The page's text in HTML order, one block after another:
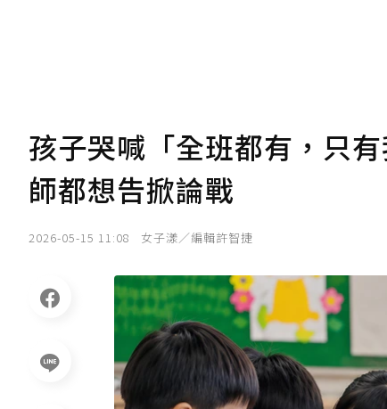
孩子哭喊「全班都有，只
師都想告掀論戰
2026-05-15 11:08 女子漾／編輯許智捷